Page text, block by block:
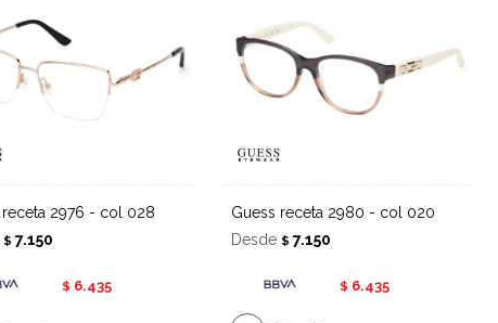
receta 2976 - col 028
$ 7.150
$ 6.435
Guess receta 2980 - col 020
Desde$ 7.150
$ 6.435